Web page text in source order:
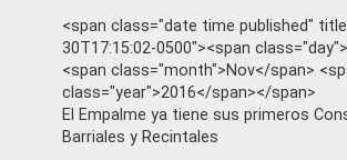
<span class="date time published"
30T17:15:02-0500"><span
<span class="month">Nov</span>
class="year">2016</span></span>
El Empalme ya tiene sus primeros
Barriales y Recintales